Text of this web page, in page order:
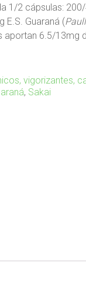
1/2 cápsulas:
E.S. Guaraná (
aportan 6.5/13mg
vigorizantes,
, Sakai